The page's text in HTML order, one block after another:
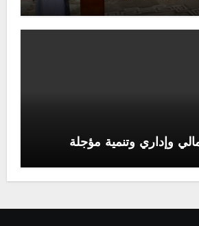
وإداري وتنمية مؤجلة